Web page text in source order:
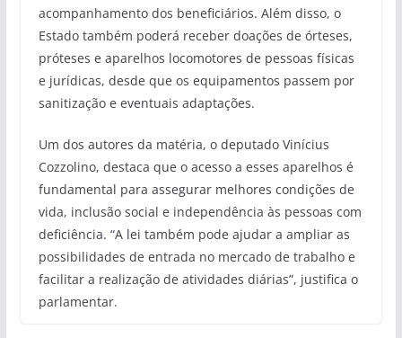
acompanhamento dos beneficiários. Além disso, o
Estado também poderá receber doações de órteses,
próteses e aparelhos locomotores de pessoas físicas
e jurídicas, desde que os equipamentos passem por
sanitização e eventuais adaptações.
Um dos autores da matéria, o deputado Vinícius
Cozzolino, destaca que o acesso a esses aparelhos é
fundamental para assegurar melhores condições de
vida, inclusão social e independência às pessoas com
deficiência. “A lei também pode ajudar a ampliar as
possibilidades de entrada no mercado de trabalho e
facilitar a realização de atividades diárias”, justifica o
parlamentar.